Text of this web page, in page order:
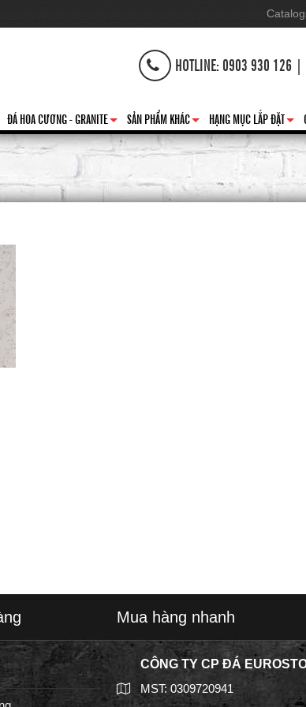
HOTLINE: 0903 930 126
+
ĐÁ HOA CƯƠNG - GRANITE
+
SẢN PHẨM KHÁC
+
HẠNG MỤC LẮP ĐẶT
Mua hàng nhanh
CÔNG TY CP ĐÁ
MST: 0309720941